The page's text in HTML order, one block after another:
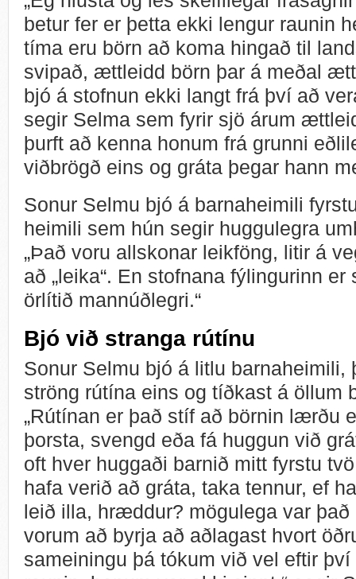
betur fer er þetta ekki lengur raunin
tíma eru börn að koma hingað til
svipað, ættleidd börn þar á meðal
bjó á stofnun ekki langt frá því að
segir Selma sem fyrir sjö árum
þurft að kenna honum frá grunni
viðbrögð eins og gráta þegar hann
Sonur Selmu bjó á barnaheimili
heimili sem hún segir huggulegra
„Það voru allskonar leikföng, litir á
að „leika“. En stofnana fýlingurinn
örlítið mannúðlegri.“
Bjó við stranga rútínu
Sonur Selmu bjó á litlu barnaheimili,
ströng rútína eins og tíðkast á öllum
„Rútínan er það stíf að börnin lærðu
þorsta, svengd eða fá huggun við
oft hver huggaði barnið mitt fyrstu
hafa verið að gráta, taka tennur, ef
leið illa, hræddur? mögulega var það
vorum að byrja að aðlagast hvort
sameiningu þá tókum við vel eftir